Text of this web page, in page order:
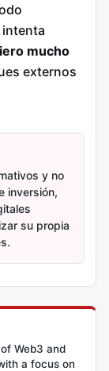
intenta
mucho
externos
y no
inversión,
su propia
Web3 and
a focus on